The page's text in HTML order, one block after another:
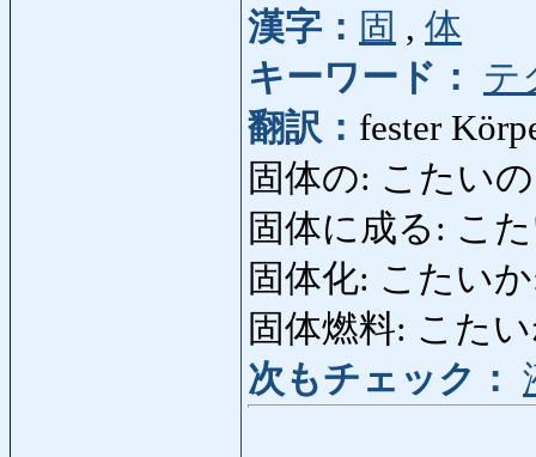
漢字： 固 , 体
キーワード：
テ
翻訳： fester
固体の: こたい
固体に成る: こ
固体化: こたいか
固体燃料: こた
次もチェック：